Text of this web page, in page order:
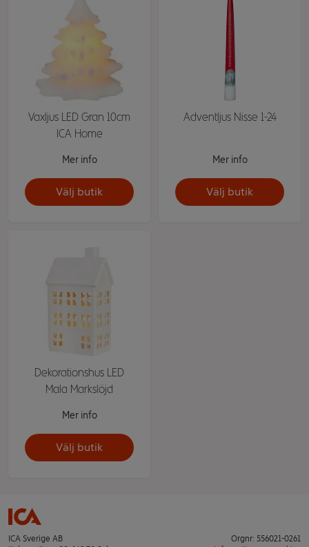
Vaxljus LED Gran 10cm
ICA Home
Mer info
Välj butik
Adventljus Nisse 1-24
Mer info
Välj butik
Dekorationshus LED
Mala Markslöjd
Mer info
Välj butik
ICA Sverige AB
Orgnr: 556021-0261